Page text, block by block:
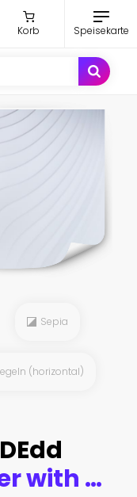
Korb Speisekarte
Sepia
(horizontal)
Seamless border with jungle trees and animals in monochrome style.